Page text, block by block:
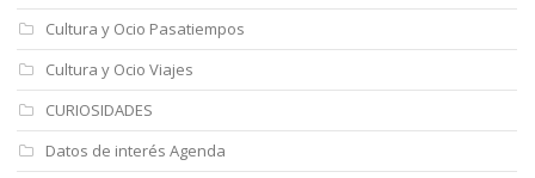
Cultura y Ocio Pasatiempos
Cultura y Ocio Viajes
CURIOSIDADES
Datos de interés Agenda